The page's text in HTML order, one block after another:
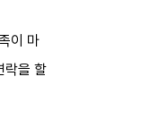
이 마
락을 할